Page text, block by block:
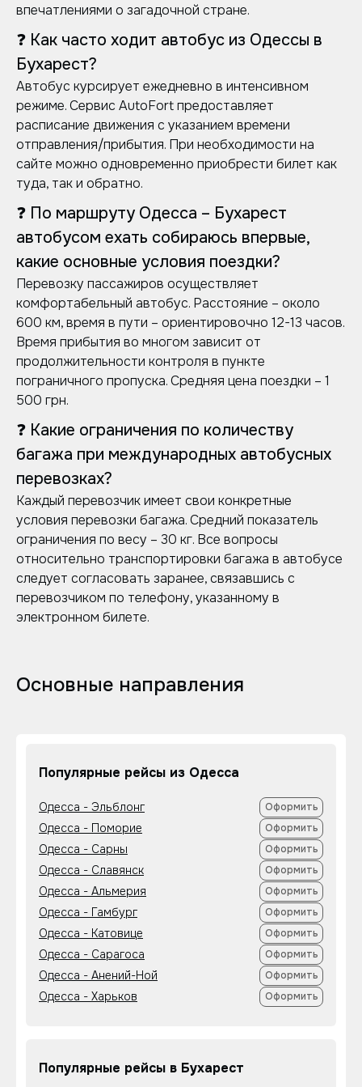
впечатлениями о загадочной стране.
❓ Как часто ходит автобус из Одессы в
Бухарест?
Автобус курсирует ежедневно в интенсивном
режиме. Сервис AutoFort предоставляет
расписание движения с указанием времени
отправления/прибытия. При необходимости на
сайте можно одновременно приобрести билет как
туда, так и обратно.
❓ По маршруту Одесса – Бухарест
автобусом ехать собираюсь впервые,
какие основные условия поездки?
Перевозку пассажиров осуществляет
комфортабельный автобус. Расстояние – около
600 км, время в пути – ориентировочно 12-13 часов.
Время прибытия во многом зависит от
продолжительности контроля в пункте
пограничного пропуска. Средняя цена поездки – 1
500 грн.
❓ Какие ограничения по количеству
багажа при международных автобусных
перевозках?
Каждый перевозчик имеет свои конкретные
условия перевозки багажа. Средний показатель
ограничения по весу – 30 кг. Все вопросы
относительно транспортировки багажа в автобусе
следует согласовать заранее, связавшись с
перевозчиком по телефону, указанному в
электронном билете.
Основные направления
Популярные рейсы из Одесса
Одесса - Эльблонг Оформить
Одесса - Поморие Оформить
Одесса - Сарны Оформить
Одесса - Славянск Оформить
Одесса - Альмерия Оформить
Одесса - Гамбург Оформить
Одесса - Катовице Оформить
Одесса - Сарагоса Оформить
Одесса - Анений-Ной Оформить
Одесса - Харьков Оформить
Популярные рейсы в Бухарест